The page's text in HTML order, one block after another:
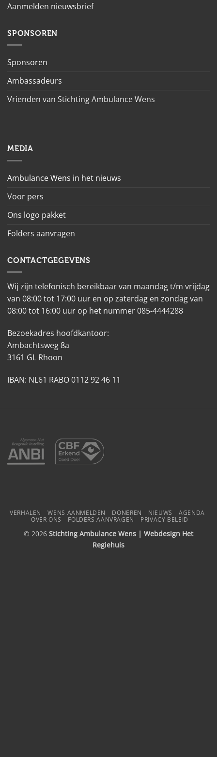
Aanmelden nieuwsbrief
SPONSOREN
Sponsoren
Ambassadeurs
Vrienden van Stichting Ambulance Wens
MEDIA
Ambulance Wens in het nieuws
Voor pers
Ons logo pakket
Folders aanvragen
CONTACTGEGEVENS
Wij zijn telefonisch bereikbaar van maandag t/m vrijdag
van 08:00 tot 17:00 uur en op zaterdag en zondag van
08:00 tot 16:00 uur op het nummer 085-4444288
Bezoekadres hoofdkantoor:
Ambachtsweg 8a
3161 GL Rhoon
IBAN: NL61 RABO 0112 92 46 11
VERHALEN WENS AANMELDEN DONEREN NIEUWS
AGENDA
OVER ONS
FOLDERS AANVRAGEN PRIVACY BELEID
© 2026 Stichting Ambulance Wens | Webdesign Het
Regiehuis